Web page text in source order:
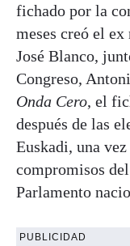
fichado por la
meses creó el
José Blanco,
Congreso,
Onda Cero, el
después de las
Euskadi, una
compromisos
Parlamento
PUBLICIDAD